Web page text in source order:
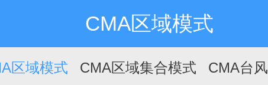
CMA区域模式
区域模式 CMA区域集合模式 CMA台